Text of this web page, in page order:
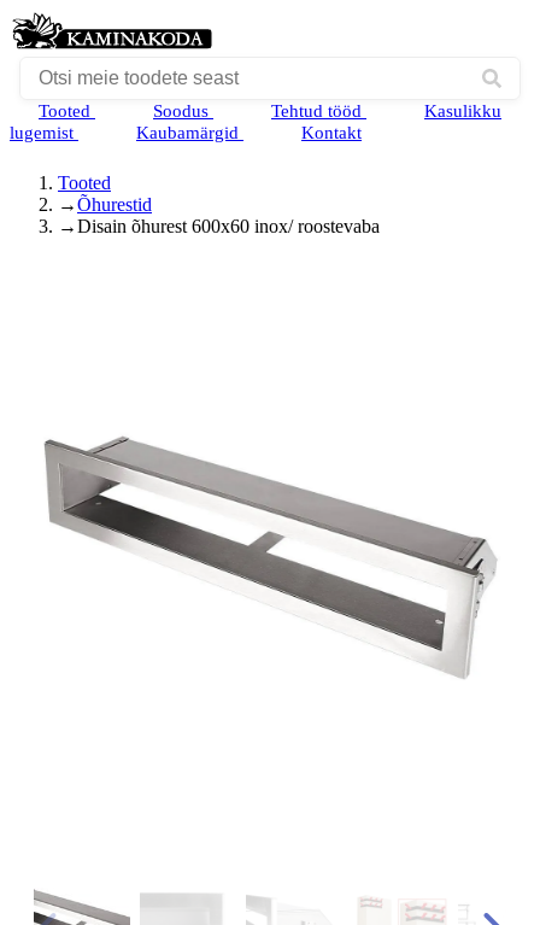
Tooted Soodus Tehtud tööd
Kasulikku
lugemist
Kaubamärgid Kontakt
Tooted
→Õhurestid
→Disain õhurest 600x60 inox/ roostevaba